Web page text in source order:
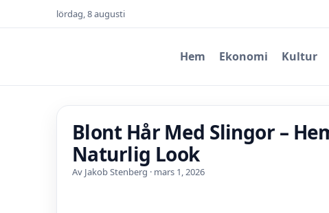
lördag, 8 augusti
Hem Ekonomi Kultur
Blont Hår Med Slingor –
Naturlig Look
Av Jakob Stenberg · mars 1, 2026